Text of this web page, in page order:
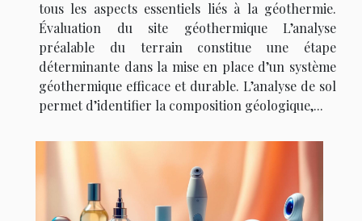
tous les aspects essentiels liés à la géothermie.
Évaluation du site géothermique L’analyse
préalable du terrain constitue une étape
déterminante dans la mise en place d’un système
géothermique efficace et durable. L’analyse de sol
permet d’identifier la composition géologique,...